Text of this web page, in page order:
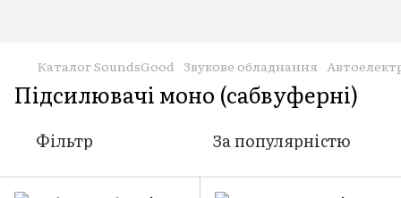
Каталог SoundsGood Звукове обладнання
Підсилювачі моно (сабвуферні)
Фільтр За популярністю